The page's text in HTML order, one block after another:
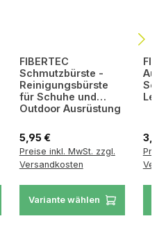
FIBERTEC
Schmutzbürste -
Reinigungsbürste
für Schuhe und
Outdoor Ausrüstung
Regulärer Preis:
5,95 €
Preise inkl. MwSt. zzgl.
Versandkosten
Variante wählen